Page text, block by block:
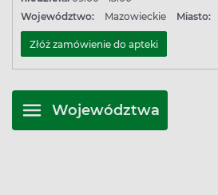
Województwo:
Mazowieckie Miasto:
Złóż zamówienie do apteki
Województwa